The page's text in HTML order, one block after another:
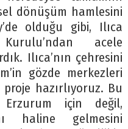
dönüşüm hamlesini
olduğu gibi, Ilıca
acele
Ilıca’nın çehresini
gözde merkezleri
hazırlıyoruz. Bu
Erzurum için değil,
haline gelmesini